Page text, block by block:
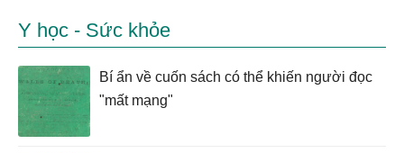
Y học - Sức khỏe
Bí ẩn về cuốn sách có thể khiến người đọc
"mất mạng"